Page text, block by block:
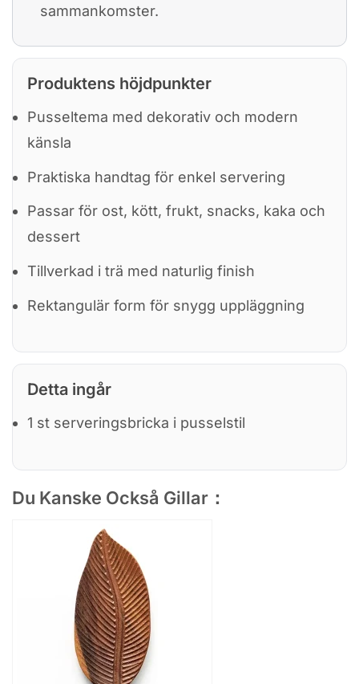
sammankomster.
Produktens höjdpunkter
Pusseltema med dekorativ och modern
känsla
Praktiska handtag för enkel servering
Passar för ost, kött, frukt, snacks, kaka och
dessert
Tillverkad i trä med naturlig finish
Rektangulär form för snygg uppläggning
Detta ingår
1 st serveringsbricka i pusselstil
Du Kanske Också Gillar：